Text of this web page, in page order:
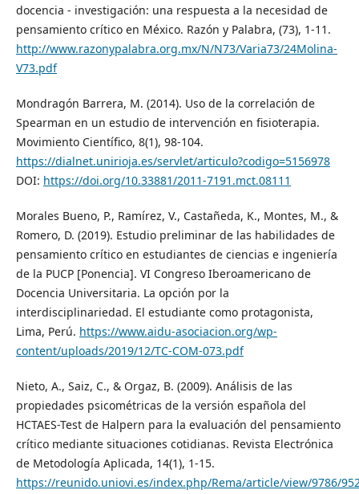
docencia - investigación: una respuesta a la necesidad de
pensamiento crítico en México. Razón y Palabra, (73), 1-11.
http://www.razonypalabra.org.mx/N/N73/Varia73/24Molina-
V73.pdf
Mondragón Barrera, M. (2014). Uso de la correlación de
Spearman en un estudio de intervención en fisioterapia.
Movimiento Científico, 8(1), 98-104.
https://dialnet.unirioja.es/servlet/articulo?codigo=5156978
DOI: https://doi.org/10.33881/2011-7191.mct.08111
Morales Bueno, P., Ramírez, V., Castañeda, K., Montes, M., &
Romero, D. (2019). Estudio preliminar de las habilidades de
pensamiento crítico en estudiantes de ciencias e ingeniería
de la PUCP [Ponencia]. VI Congreso Iberoamericano de
Docencia Universitaria. La opción por la
interdisciplinariedad. El estudiante como protagonista,
Lima, Perú. https://www.aidu-asociacion.org/wp-
content/uploads/2019/12/TC-COM-073.pdf
Nieto, A., Saiz, C., & Orgaz, B. (2009). Análisis de las
propiedades psicométricas de la versión española del
HCTAES-Test de Halpern para la evaluación del pensamiento
crítico mediante situaciones cotidianas. Revista Electrónica
de Metodología Aplicada, 14(1), 1-15.
https://reunido.uniovi.es/index.php/Rema/article/view/9786/